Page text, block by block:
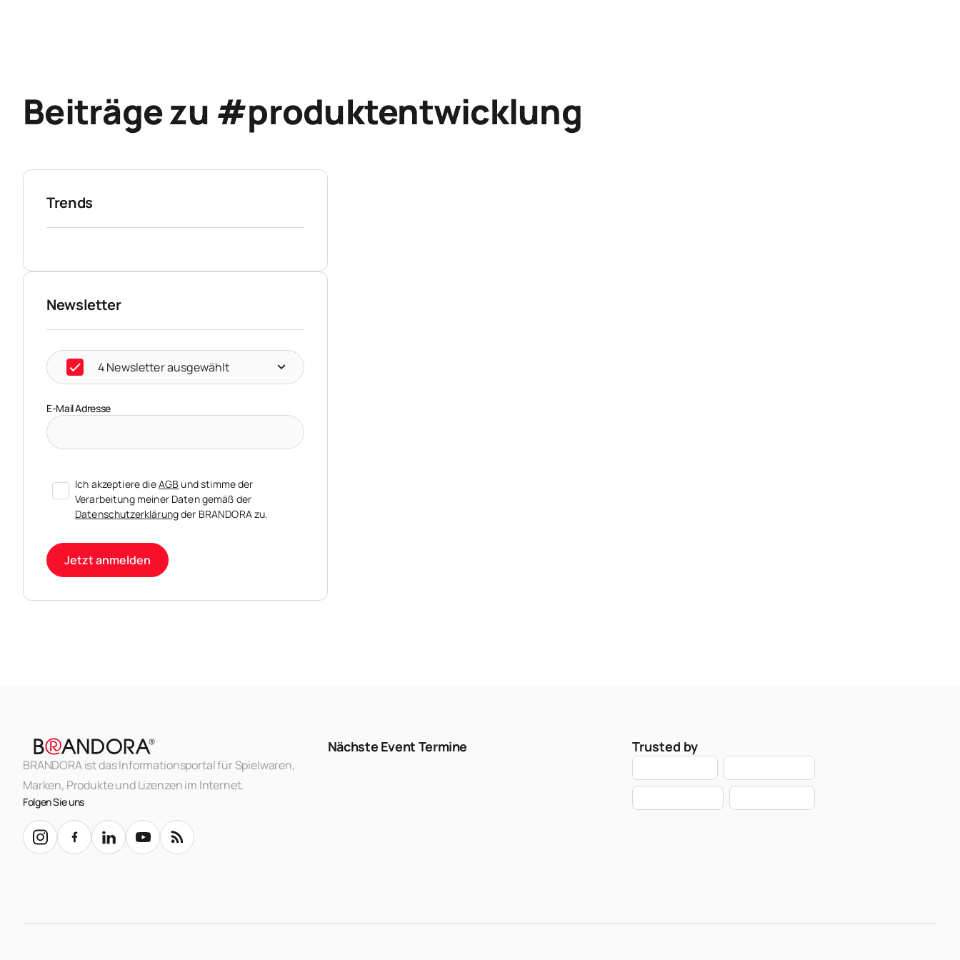
Beiträge zu #produktentwicklung
Trends
Newsletter
4 Newsletter ausgewählt
E-Mail Adresse
Ich akzeptiere dieAGBund stimme der
Verarbeitung meiner Daten gemäß der
Datenschutzerklärungder BRANDORA zu.
Jetzt anmelden
BRANDORA ist das Informationsportal für Spielwaren,
Marken, Produkte und Lizenzen im Internet.
Folgen Sie uns
Nächste Event Termine Trusted by